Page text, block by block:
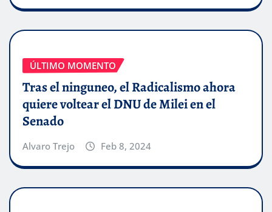
ÚLTIMO MOMENTO
Tras el ninguneo, el Radicalismo ahora
quiere voltear el DNU de Milei en el
Senado
Alvaro Trejo Feb 8, 2024